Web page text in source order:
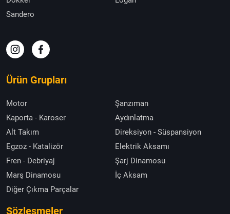
Sandero
Ürün Grupları
Motor
Şanzıman
Kaporta - Karoser
Aydınlatma
Alt Takım
Direksiyon - Süspansiyon
Egzoz - Katalizör
Elektrik Aksamı
Fren - Debriyaj
Şarj Dinamosu
Marş Dinamosu
İç Aksam
Diğer Çıkma Parçalar
Sözleşmeler